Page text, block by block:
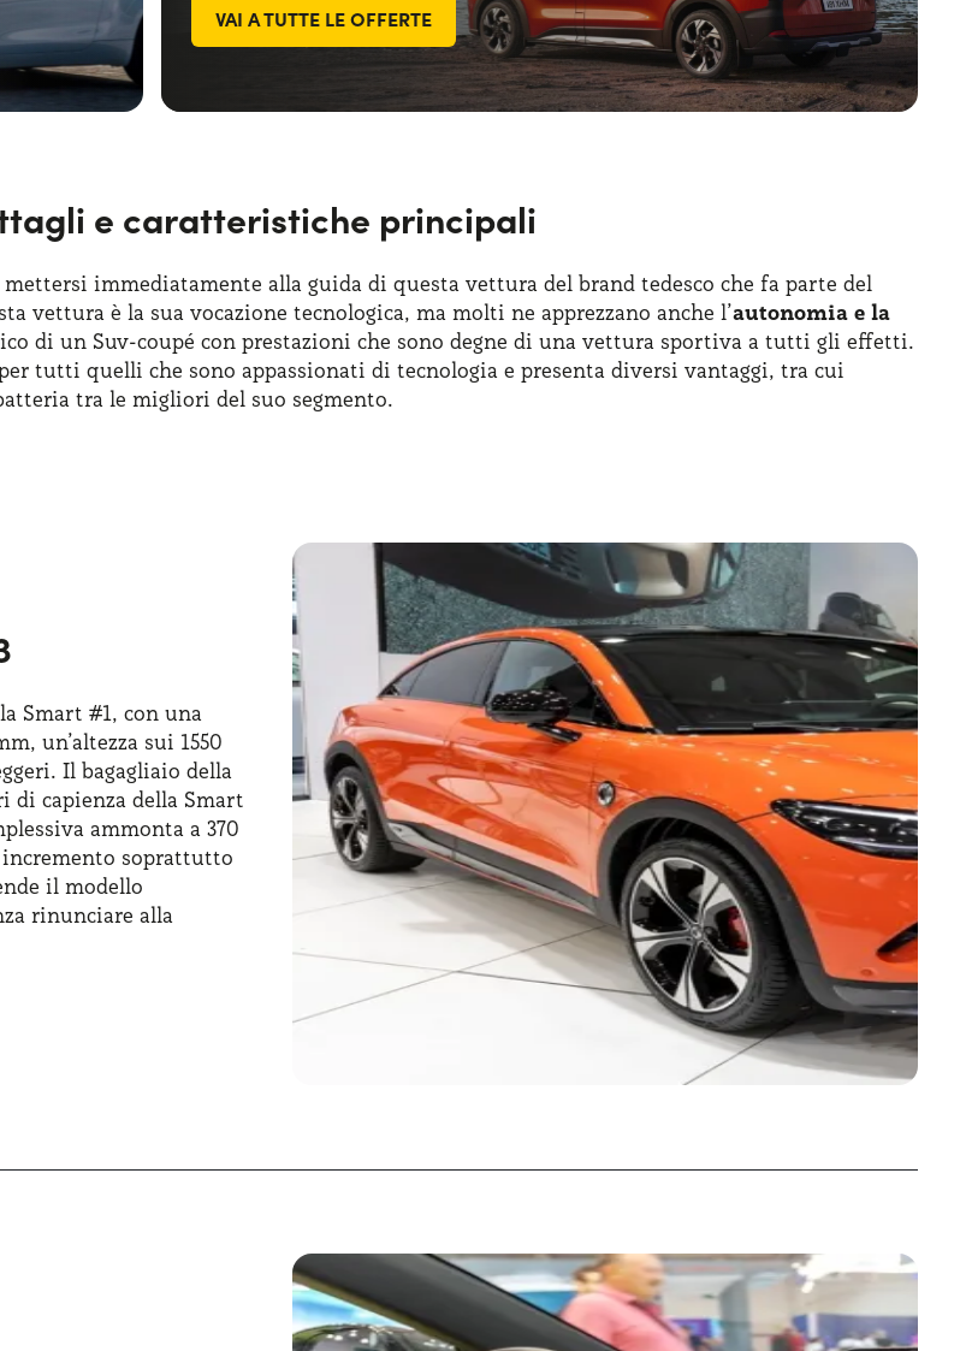
VAI A TUTTE LE OFFERTE
e caratteristiche principali
immediatamente alla guida di questa vettura del brand tedesco che fa parte del
vettura è la sua vocazione tecnologica, ma molti ne apprezzano anche l’autonomia e la
di un Suv-coupé con prestazioni che sono degne di una vettura sportiva a tutti gli effetti.
tutti quelli che sono appassionati di tecnologia e presenta diversi vantaggi, tra cui
tra le migliori del suo segmento.
meccanica è stata di pertinenza di Geely.
Smart #1, con una
un’altezza sui 1550
Il bagagliaio della
di capienza della Smart
ammonta a 370
soprattutto
il modello
rinunciare alla
il look sportivo del
dell’auto è un vero e